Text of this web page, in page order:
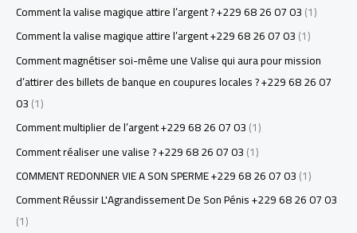
Comment la valise magique attire l’argent ? +229 68 26 07 03(1)
Comment la valise magique attire l’argent +229 68 26 07 03(1)
Comment magnétiser soi-même une Valise qui aura pour mission
d’attirer des billets de banque en coupures locales ? +229 68 26 07
03(1)
Comment multiplier de l’argent +229 68 26 07 03(1)
Comment réaliser une valise ? +229 68 26 07 03(1)
COMMENT REDONNER VIE A SON SPERME +229 68 26 07 03(1)
Comment Réussir L'Agrandissement De Son Pénis +229 68 26 07 03
(1)